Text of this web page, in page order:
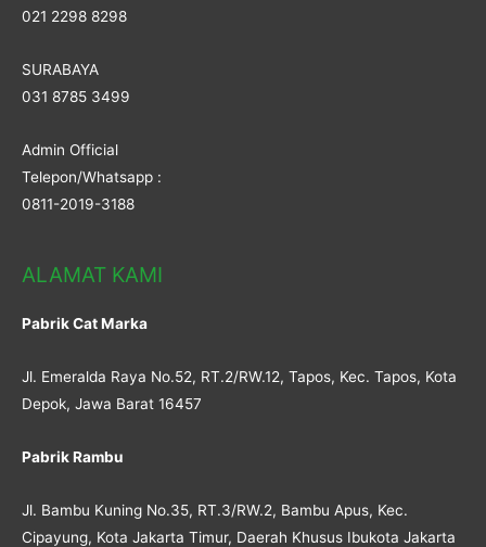
021 2298 8298
SURABAYA
031 8785 3499
Admin Official
Telepon/Whatsapp :
0811-2019-3188
ALAMAT KAMI
Pabrik Cat Marka
Jl. Emeralda Raya No.52, RT.2/RW.12, Tapos, Kec. Tapos, Kota
Depok, Jawa Barat 16457
Pabrik Rambu
Jl. Bambu Kuning No.35, RT.3/RW.2, Bambu Apus, Kec.
Cipayung, Kota Jakarta Timur, Daerah Khusus Ibukota Jakarta